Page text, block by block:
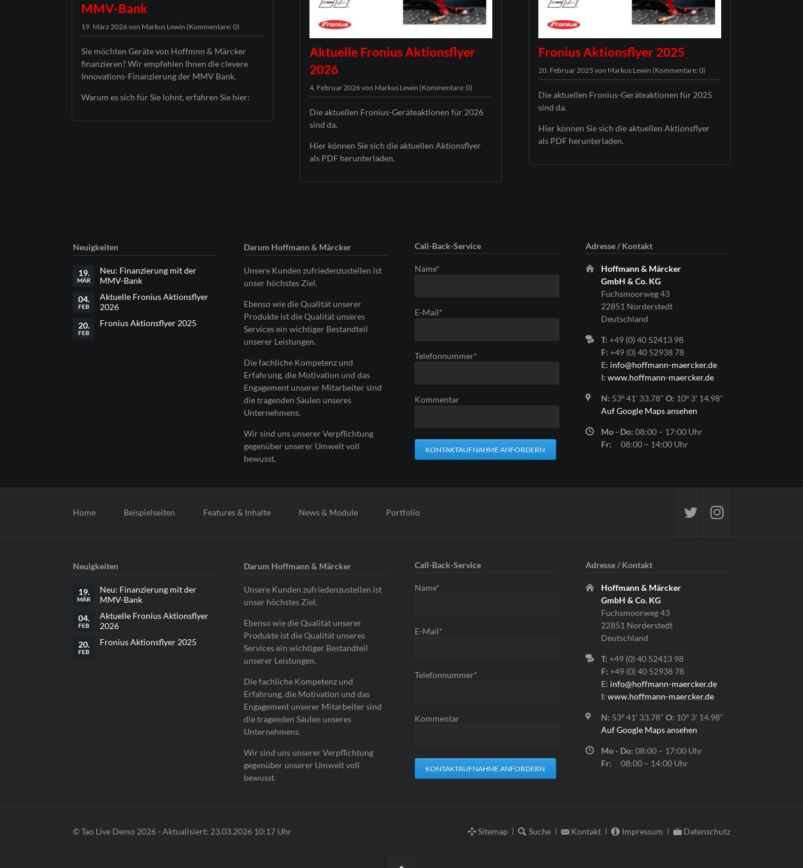
MMV-Bank
19. März 2026von Markus Lewin (Kommentare: 0)
Sie möchten Geräte von Hoffmnn & Märcker
finanzieren? Wir empfehlen Ihnen die clevere
Innovations-Finanzierung der MMV Bank.
Warum es sich für Sie lohnt, erfahren Sie hier:
Aktuelle Fronius Aktionsflyer
2026
4. Februar 2026von Markus Lewin (Kommentare: 0)
Die aktuellen Fronius-Geräteaktionen für 2026
sind da.
Hier können Sie sich die aktuellen Aktionsflyer
als PDF herunterladen.
Fronius Aktionsflyer 2025
20. Februar 2025von Markus Lewin (Kommentare: 0)
Die aktuellen Fronius-Geräteaktionen für 2025
sind da.
Hier können Sie sich die aktuellen Aktionsflyer
als PDF herunterladen.
Neuigkeiten
19.
MÄR
Neu: Finanzierung mit der
MMV-Bank
04.
FEB
Aktuelle Fronius Aktionsflyer
2026
20.
FEB
Fronius Aktionsflyer 2025
Darum Hoffmann & Märcker
Unsere Kunden zufriedenzustellen ist
unser höchstes Ziel.
Ebenso wie die Qualität unserer
Produkte ist die Qualität unseres
Services ein wichtiger Bestandteil
unserer Leistungen.
Die fachliche Kompetenz und
Erfahrung, die Motivation und das
Engagement unserer Mitarbeiter sind
die tragenden Säulen unseres
Unternehmens.
Wir sind uns unserer Verpflichtung
gegenüber unserer Umwelt voll
bewusst.
Call-Back-Service
Pflichtfeld
Name*
Pflichtfeld
E-Mail*
Pflichtfeld
Telefonnummer*
Kommentar
KONTAKTAUFNAHME ANFORDERN
Adresse / Kontakt
Hoffmann & Märcker
GmbH & Co. KG
Fuchsmoorweg 43
22851 Norderstedt
Deutschland
T: +49 (0) 40 52413 98
F: +49 (0) 40 52938 78
E: info@hoffmann-maercker.de
I: www.hoffmann-maercker.de
N: 53º 41' 33.78"O: 10º 3' 14.98"
Auf Google Maps ansehen
Mo - Do: 08:00 – 17:00 Uhr
Fr:08:00 – 14:00 Uhr
Home Beispielseiten Features & Inhalte News & Module Portfolio
Neuigkeiten
19.
MÄR
Neu: Finanzierung mit der
MMV-Bank
04.
FEB
Aktuelle Fronius Aktionsflyer
2026
20.
FEB
Fronius Aktionsflyer 2025
Darum Hoffmann & Märcker
Unsere Kunden zufriedenzustellen ist
unser höchstes Ziel.
Ebenso wie die Qualität unserer
Produkte ist die Qualität unseres
Services ein wichtiger Bestandteil
unserer Leistungen.
Die fachliche Kompetenz und
Erfahrung, die Motivation und das
Engagement unserer Mitarbeiter sind
die tragenden Säulen unseres
Unternehmens.
Wir sind uns unserer Verpflichtung
gegenüber unserer Umwelt voll
bewusst.
Call-Back-Service
Pflichtfeld
Name*
Pflichtfeld
E-Mail*
Pflichtfeld
Telefonnummer*
Kommentar
KONTAKTAUFNAHME ANFORDERN
Adresse / Kontakt
Hoffmann & Märcker
GmbH & Co. KG
Fuchsmoorweg 43
22851 Norderstedt
Deutschland
T: +49 (0) 40 52413 98
F: +49 (0) 40 52938 78
E: info@hoffmann-maercker.de
I: www.hoffmann-maercker.de
N: 53º 41' 33.78"O: 10º 3' 14.98"
Auf Google Maps ansehen
Mo - Do: 08:00 – 17:00 Uhr
Fr:08:00 – 14:00 Uhr
© Tao Live Demo 2026 - Aktualisiert: 23.03.2026 10:17 Uhr
Navigation
Sitemap Suche Kontakt Impressum Datenschutz